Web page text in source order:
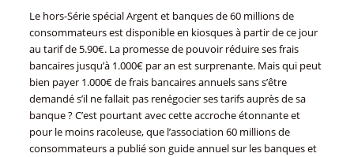
Le hors-Série spécial Argent et banques de 60 millions de
consommateurs est disponible en kiosques à partir de ce jour
au tarif de 5.90€. La promesse de pouvoir réduire ses frais
bancaires jusqu’à 1.000€ par an est surprenante. Mais qui peut
bien payer 1.000€ de frais bancaires annuels sans s’être
demandé s’il ne fallait pas renégocier ses tarifs auprès de sa
banque ? C’est pourtant avec cette accroche étonnante et
pour le moins racoleuse, que l’association 60 millions de
consommateurs a publié son guide annuel sur les banques et